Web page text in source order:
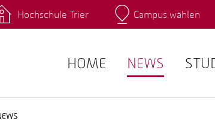
Intranet
Hochschule Trier Campus wählen
HOME NEWS